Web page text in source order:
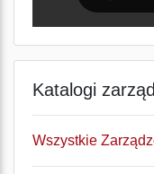
Katalogi
Wszystkie